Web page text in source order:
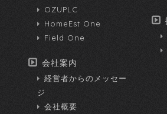
OZUPLC
HomeEst One
Field One
会社案内
経営者からのメッセー
ジ
会社概要